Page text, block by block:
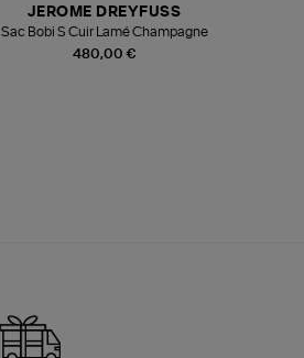
480,00 €
JEROME DREYFUSS
Sac Bobi S Cuir Lamé Champagne